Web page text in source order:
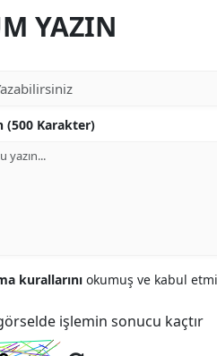
YAZIN
(500 Karakter)
kurallarını okumuş ve kabul
işlemin sonucu kaçtır